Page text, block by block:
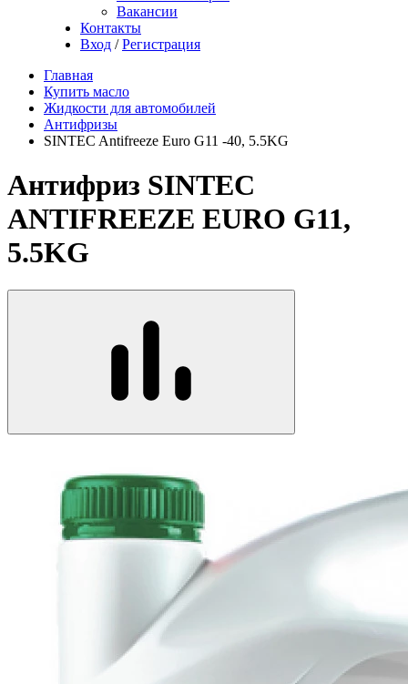
Вакансии
Контакты
Вход / Регистрация
Главная
Купить масло
Жидкости для автомобилей
Антифризы
SINTEC Antifreeze Euro G11 -40, 5.5KG
Антифриз SINTEC
ANTIFREEZE EURO G11,
5.5KG